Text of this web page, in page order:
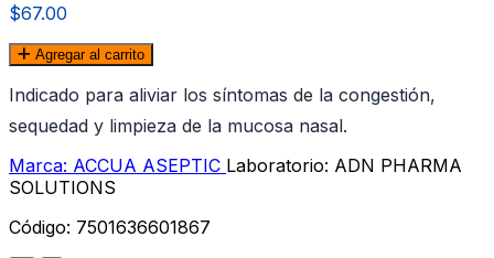
$67.00
Agregar al carrito
Indicado para aliviar los sí­ntomas de la congestión,
sequedad y limpieza de la mucosa nasal.
Marca: ACCUA ASEPTIC Laboratorio: ADN PHARMA
SOLUTIONS
Código: 7501636601867